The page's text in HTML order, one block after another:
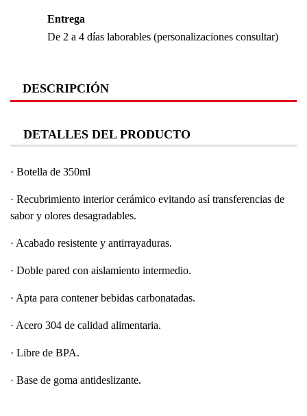
Entrega
De 2 a 4 días laborables (personalizaciones consultar)
DESCRIPCIÓN
DETALLES DEL PRODUCTO
· Botella de 350ml
· Recubrimiento interior cerámico evitando así transferencias de
sabor y olores desagradables.
· Acabado resistente y antirrayaduras.
· Doble pared con aislamiento intermedio.
· Apta para contener bebidas carbonatadas.
· Acero 304 de calidad alimentaria.
· Libre de BPA.
· Base de goma antideslizante.